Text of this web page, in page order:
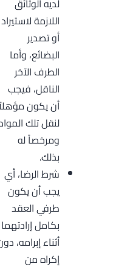
اللازمة لاستيراد
أو تصدير
البضائع، وأما
الطرف الآخر
الناقل، فيجب
أن يكون
لنقل تلك
ومرخصاً له
بذلك.
شرط الرضا، أي
يجب أن يكون
طرفي العقد
بكامل إرادتهما
أثناء إبرامه،
إكراه من